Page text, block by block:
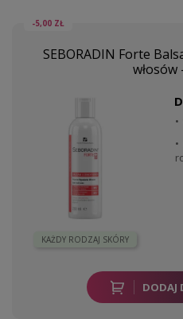
-5,00 ZŁ
SEBORADIN Forte
włosów
KAŻDY RODZAJ SKÓRY
DODAJ